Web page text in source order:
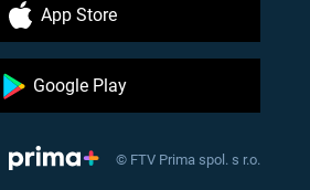
App Store
Google Play
© FTV Prima spol. s r.o.